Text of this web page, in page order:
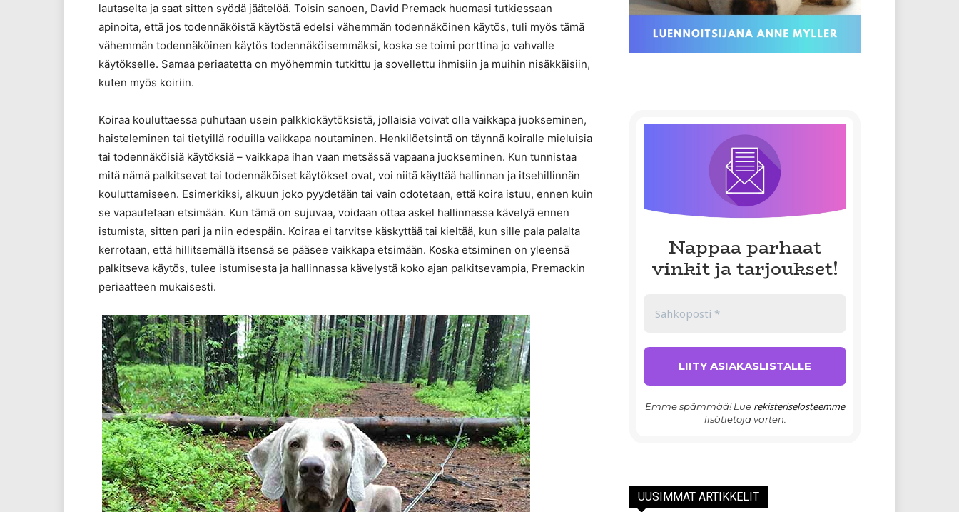
lautaselta ja saat sitten syödä jäätelöä. Toisin sanoen, David Premack huomasi tutkiessaan
apinoita, että jos todennäköistä käytöstä edelsi vähemmän todennäköinen käytös, tuli myös tämä
vähemmän todennäköinen käytös todennäköisemmäksi, koska se toimi porttina jo vahvalle
käytökselle. Samaa periaatetta on myöhemmin tutkittu ja sovellettu ihmisiin ja muihin nisäkkäisiin,
kuten myös koiriin.
Koiraa kouluttaessa puhutaan usein palkkiokäytöksistä, jollaisia voivat olla vaikkapa juokseminen,
haisteleminen tai tietyillä roduilla vaikkapa noutaminen. Henkilöetsintä on täynnä koiralle mieluisia
tai todennäköisiä käytöksiä – vaikkapa ihan vaan metsässä vapaana juokseminen. Kun tunnistaa
mitä nämä palkitsevat tai todennäköiset käytökset ovat, voi niitä käyttää hallinnan ja itsehillinnän
kouluttamiseen. Esimerkiksi, alkuun joko pyydetään tai vain odotetaan, että koira istuu, ennen kuin
se vapautetaan etsimään. Kun tämä on sujuvaa, voidaan ottaa askel hallinnassa kävelyä ennen
istumista, sitten pari ja niin edespäin. Koiraa ei tarvitse käskyttää tai kieltää, kun sille pala palalta
kerrotaan, että hillitsemällä itsensä se pääsee vaikkapa etsimään. Koska etsiminen on yleensä
palkitseva käytös, tulee istumisesta ja hallinnassa kävelystä koko ajan palkitsevampia, Premackin
periaatteen mukaisesti.
Nappaa parhaat
vinkit ja tarjoukset!
Emme spämmää! Lue rekisteriselosteemme
lisätietoja varten.
UUSIMMAT ARTIKKELIT